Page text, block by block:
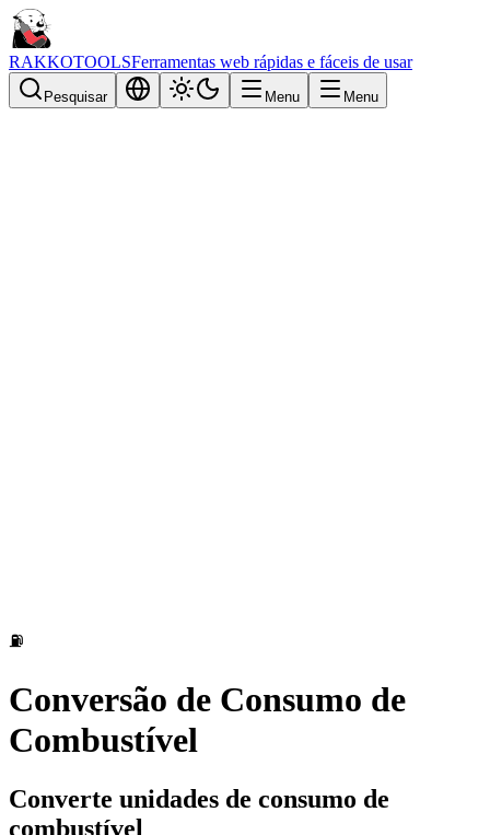
RAKKOTOOLSFerramentas web rápidas e fáceis de usar
Pesquisar Menu Menu
⛽
Conversão de Consumo de
Combustível
Converte unidades de consumo de
combustível